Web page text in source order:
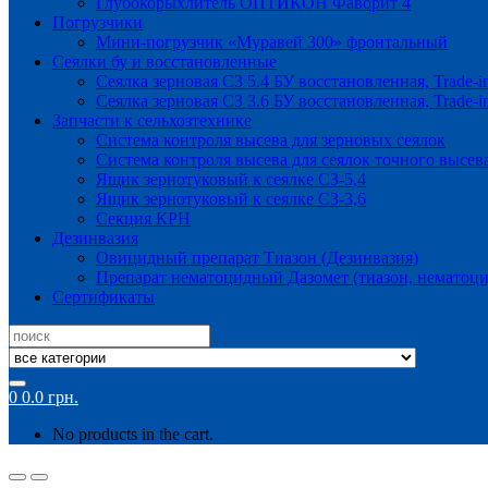
Погрузчики
Мини-погрузчик «Муравей 300» фронтальный
Сеялки бу и восстановленные
Сеялка зерновая СЗ 5.4 БУ восстановленная, Trade-
Сеялка зерновая СЗ 3.6 БУ восстановленная, Trade-
Запчасти к сельхозтехнике
Система контроля высева для зерновых сеялок
Система контроля высева для сеялок точного
Ящик зернотуковый к сеялке СЗ-5,4
Ящик зернотуковый к сеялке СЗ-3,6
Секция КРН
Дезинвазия
Овицидный препарат Тиазон (Дезинвазия)
Препарат нематоцидный Дазомет (тиазон,
Сертификаты
Search
for:
0 0.0 грн.
No products in the cart.